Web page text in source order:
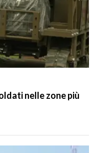
nelle zone più